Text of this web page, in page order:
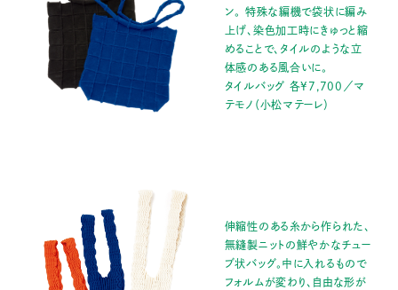
ン。 特殊な編機で袋状に編み
上げ、染色加工時にきゅっと縮
めることで、タイルのような立
体感のある風合いに。
タイルバッグ 各¥7,700／マ
テモノ（小松マテーレ）
伸縮性のある糸から作られた、
無縫製ニットの鮮やかなチュー
ブ状バッグ。中に入れるもので
フォルムが変わり、自由な形が